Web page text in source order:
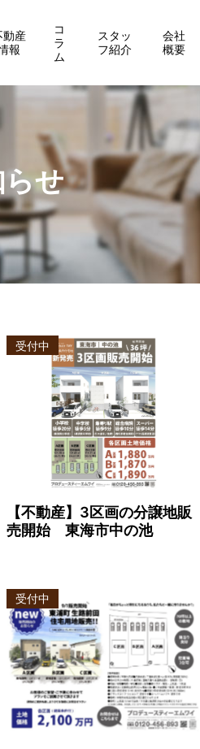
せ
受付中
【不動産】3区画の分譲地販
売開始 東海市中の池
受付中
動産
報
コ
ラ
ム
スタッ
フ紹介
会社
概要